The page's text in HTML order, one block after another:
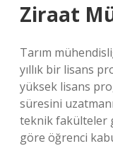
Ziraat
Tarım
yıllık bir lisans
yüksek lisans
süresini
teknik fakülteler
göre öğrenci